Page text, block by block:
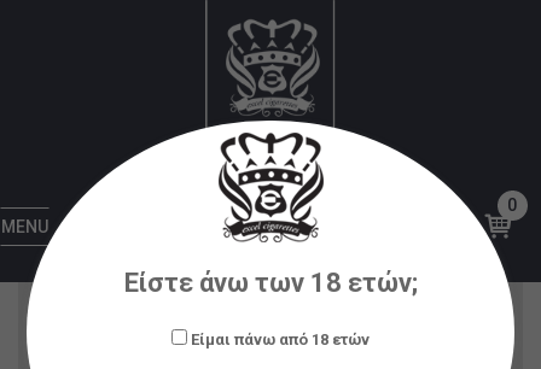
MENU
0
Ηλεκτρονικά Τσιγάρα
Ηλεκτρονικά Τσιγάρα
Κατηγορίες Προϊόντων
Nicotine Pouches & Strips (12)
Είστε άνω των 18 ετών;
Είμαι πάνω από 18 ετών